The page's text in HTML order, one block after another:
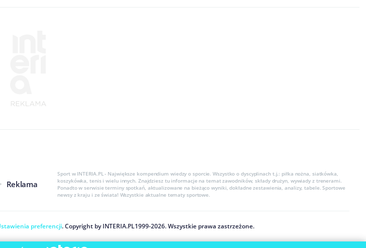
Reklama
Sport w INTERIA.PL - Największe kompendium wiedzy o sporcie. Wszystko o dyscyplinach t.j.: piłka nożna, siatkówka,
koszykówka, tenis i wielu innych. Znajdziesz tu informacje na temat zawodników, składy drużyn, wywiady z trenerami.
Ponadto w serwisie terminy spotkań, aktualizowane na bieżąco wyniki, dokładne zestawienia, analizy, tabele. Sportowe
newsy z kraju i ze świata! Wszystkie aktualne tematy sportowe.
preferencji. Copyright byINTERIA.PL1999-2026. Wszystkie prawa zastrzeżone.